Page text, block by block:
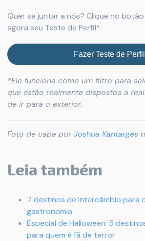
Quer se juntar a nós? Clique no
agora seu Teste de Perfil*.
Fazer Teste de Perfil
*Ele funciona como um filtro para
que estão realmente dispostos a
de ir para o exterior.
Foto de capa por Joshua Kantarges
Leia também
7 destinos de intercâmbio para
gastronomia
Especial de Halloween: 5
para quem é fã de terror